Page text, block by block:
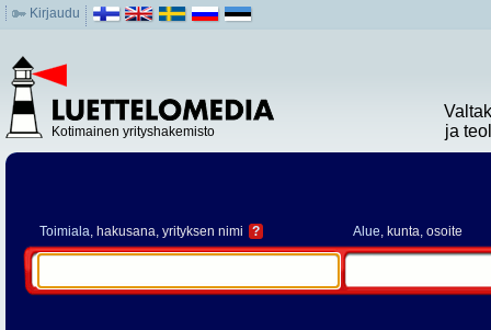
Kirjaudu
Kotimainen yrityshakemisto
ja
Toimiala, hakusana, yrityksen nimi ? Alue, kunta, osoite